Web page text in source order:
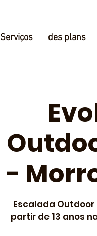
Serviços des plans
-
Escalada
partir de 13 anos